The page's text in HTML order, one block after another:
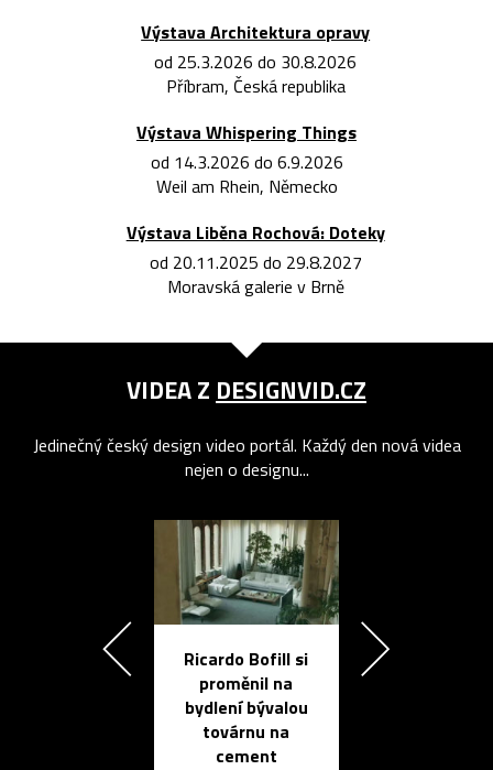
Výstava Architektura opravy
od 25.3.2026 do 30.8.2026
Příbram, Česká republika
Výstava Whispering Things
od 14.3.2026 do 6.9.2026
Weil am Rhein, Německo
Výstava Liběna Rochová: Doteky
od 20.11.2025 do 29.8.2027
Moravská galerie v Brně
VIDEA Z DESIGNVID.CZ
Jedinečný český design video portál. Každý den nová videa
nejen o designu...
Ricardo Bofill si
proměnil na
bydlení bývalou
továrnu na
cement